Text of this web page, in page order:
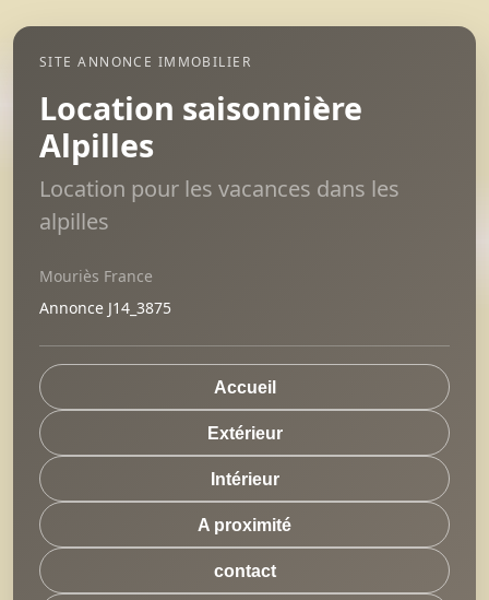
SITE ANNONCE IMMOBILIER
Location saisonnière
Alpilles
Location pour les vacances dans les
alpilles
Mouriès France
Annonce J14_3875
Accueil
Extérieur
Intérieur
A proximité
contact